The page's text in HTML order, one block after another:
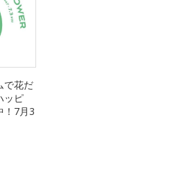
で花だ
ッピ
！7月3